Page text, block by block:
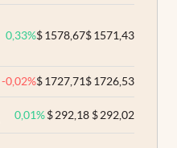
0,33%$1578,67$1571,43
-0,02%$1727,71$1726,53
0,01% $292,18 $292,02